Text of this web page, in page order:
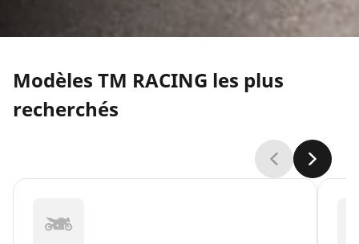
Modèles TM RACING les plus
recherchés